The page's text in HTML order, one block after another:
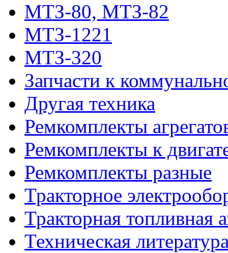
МТЗ-80, МТЗ-82
МТЗ-1221
МТЗ-320
Запчасти к
Другая техника
Ремкомплекты
Ремкомплекты к
Ремкомплекты разные
Тракторное
Тракторная топливная
Техническая